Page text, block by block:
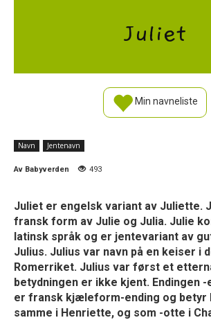
Juliet
Min navneliste
Navn Jentenavn
Av Babyverden 493
Juliet er engelsk variant av Juliette.
fransk form av Julie og Julia. Julie
latinsk språk og er jentevariant av
Julius. Julius var navn på en keiser i
Romerriket. Julius var først et
betydningen er ikke kjent. Endingen
er fransk kjæleform-ending og betyr
samme i Henriette, og som -otte i